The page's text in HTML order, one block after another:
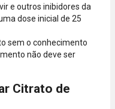
e outros inibidores da
dose inicial de 25
sem o conhecimento
não deve ser
Citrato de